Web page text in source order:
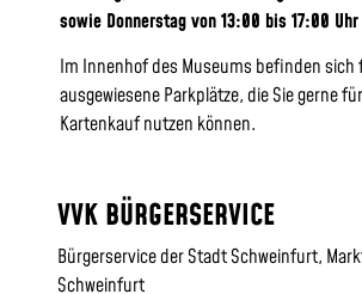
sowie Donnerstag von 13:00 bis 17:00 Uhr
Im Innenhof des Museums befinden
ausgewiesene Parkplätze, die Sie gerne
Kartenkauf nutzen können.
VVK BÜRGERSERVICE
Bürgerservice der Stadt Schweinfurt,
Schweinfurt